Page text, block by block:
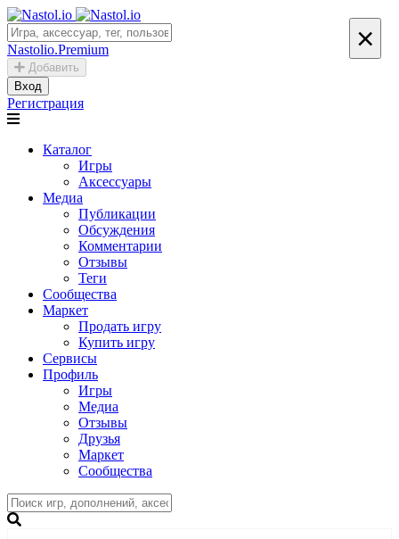
Nastolio.Premium
Добавить
Вход
Регистрация
Каталог
Игры
Аксессуары
Медиа
Публикации
Обсуждения
Комментарии
Отзывы
Теги
Сообщества
Маркет
Продать игру
Купить игру
Сервисы
Профиль
Игры
Медиа
Отзывы
Друзья
Маркет
Сообщества
×